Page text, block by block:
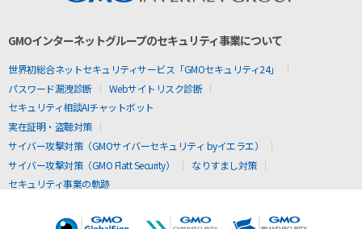
GMOインターネットグループのセキュリティ事業について
世界初総合ネットセキュリティサービス「GMOセキュリティ24」
パスワード漏洩診断
Webサイトリスク診断
セキュリティ相談AIチャットボット
実在証明・盗聴対策
サイバー攻撃対策（GMOサイバーセキュリティ byイエラエ）
サイバー攻撃対策（GMO Flatt Security）
なりすまし対策
セキュリティ事業の軌跡